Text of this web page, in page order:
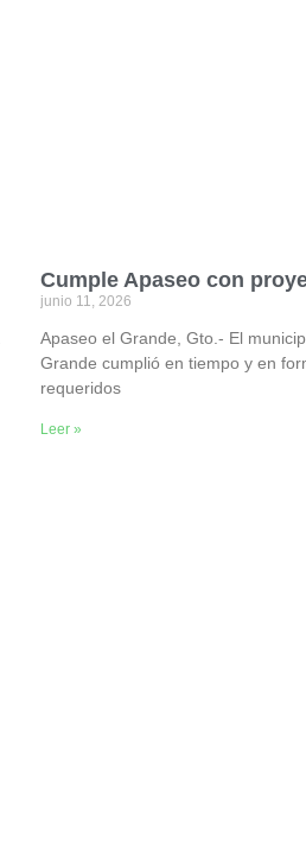
Cumple Apaseo con
junio 11, 2026
Apaseo el Grande, Gto.- El
Grande cumplió en tiempo y en
requeridos
Leer »